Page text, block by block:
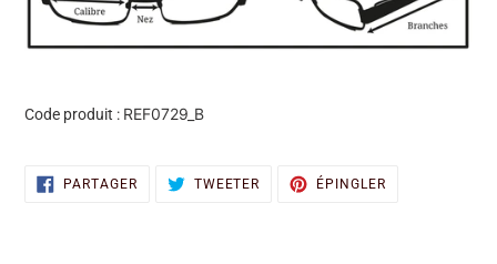
Code produit : REF0729_B
PARTAGERPARTAGERTWEETER TWEETERÉPINGLER